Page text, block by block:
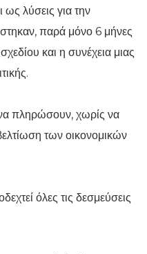
ως λύσεις για την
παρά μόνο 6 μήνες
και η συνέχεια μιας
να πληρώσουν, χωρίς να
των οικονομικών
όλες τις δεσμεύσεις